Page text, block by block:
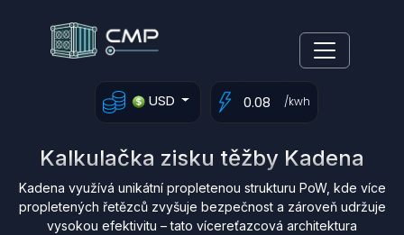
USD /kwh
Kalkulačka zisku těžby Kadena
Kadena využívá unikátní propletenou strukturu PoW, kde více
propletených řetězců zvyšuje bezpečnost a zároveň udržuje
vysokou efektivitu – tato vícereťazcová architektura